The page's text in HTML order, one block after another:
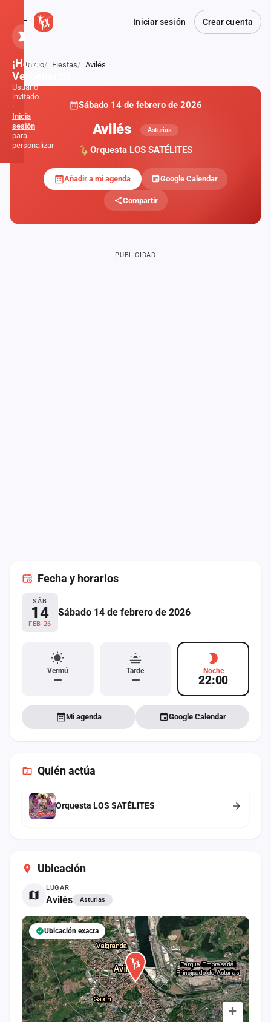
Iniciar sesión Crear cuenta
Atrás
Inicio Fiestas Avilés
Sábado 14 de febrero de 2026
Avilés Asturias
Orquesta LOS SATÉLITES
Añadir a mi agenda Google Calendar
Compartir
Ubicación
LUGAR
Avilés Asturias
+
Ubicación exacta
PUBLICIDAD
Fecha y horarios
SÁB
14
FEB 26
Sábado 14 de febrero de 2026
Vermú
—
Tarde
—
Noche
22:00
Mi agenda Google Calendar
Quién actúa
Orquesta LOS SATÉLITES
¡Hola,
Verbener@!
Usuario
invitado
·
Inicia
sesión
para
personalizar
Administración
Contacto